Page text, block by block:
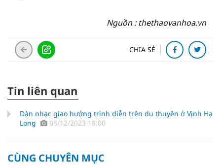
Nguồn : thethaovanhoa.vn
CHIA SẺ
Tin liên quan
Dàn nhạc giao hưởng trình diễn trên du thuyền ở Vịnh Hạ
Long
08/12/2023 18:00
CÙNG CHUYÊN MỤC